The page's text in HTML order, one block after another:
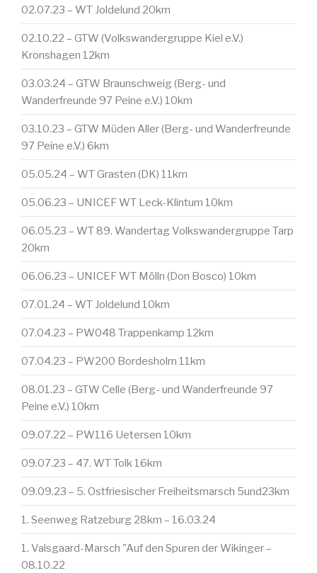
02.07.23 – WT Joldelund 20km
02.10.22 – GTW (Volkswandergruppe Kiel e.V.)
Kronshagen 12km
03.03.24 – GTW Braunschweig (Berg- und
Wanderfreunde 97 Peine e.V.) 10km
03.10.23 – GTW Müden Aller (Berg- und Wanderfreunde
97 Peine e.V.) 6km
05.05.24 – WT Grasten (DK) 11km
05.06.23 – UNICEF WT Leck-Klintum 10km
06.05.23 – WT 89. Wandertag Volkswandergruppe Tarp
20km
06.06.23 – UNICEF WT Mölln (Don Bosco) 10km
07.01.24 – WT Joldelund 10km
07.04.23 – PW048 Trappenkamp 12km
07.04.23 – PW200 Bordesholm 11km
08.01.23 – GTW Celle (Berg- und Wanderfreunde 97
Peine e.V.) 10km
09.07.22 – PW116 Uetersen 10km
09.07.23 – 47. WT Tolk 16km
09.09.23 – 5. Ostfriesischer Freiheitsmarsch 5und23km
1. Seenweg Ratzeburg 28km – 16.03.24
1. Valsgaard-Marsch "Auf den Spuren der Wikinger –
08.10.22